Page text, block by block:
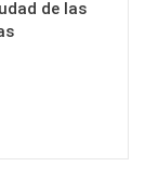
de las